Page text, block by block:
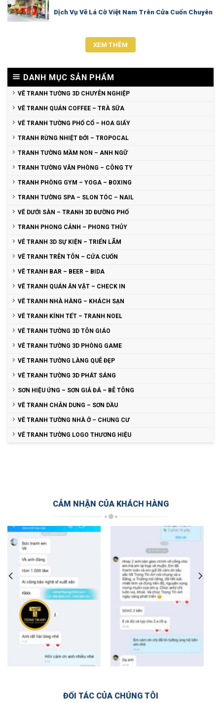
Dịch Vụ Vẽ Lá Cờ Việt Nam Trên Cửa Cuốn Chuyên
XEM THÊM
DANH MỤC SẢN PHẨM
VẼ TRANH TƯỜNG 3D CHUYÊN NGHIỆP
VẼ TRANH QUÁN COFFEE – TRÀ SỮA
VẼ TRANH TƯỜNG PHỐ CỔ – HOA GIẤY
TRANH RỪNG NHIỆT ĐỚI – TROPOCAL
TRANH TƯỜNG MẦM NON – ANH NGỮ
TRANH TƯỜNG VĂN PHÒNG – CÔNG TY
TRANH PHÒNG GYM – YOGA – BOXING
TRANH TƯỜNG SPA – SLON TÓC – NAIL
VẼ DƯỚI SÀN – TRANH 3D ĐƯỜNG PHỐ
TRANH PHONG CẢNH – PHONG THỦY
VẼ TRANH 3D SỰ KIỆN – TRIỂN LÃM
VẼ TRANH TRÊN TÔN – CỬA CUỐN
VẼ TRANH BAR – BEER – BIDA
VẼ TRANH QUÁN ĂN VẶT – CHECK IN
VẼ TRANH NHÀ HÀNG – KHÁCH SẠN
VẼ TRANH KÍNH TẾT – TRANH NOEL
VẼ TRANH TƯỜNG 3D TÔN GIÁO
VẼ TRANH TƯỜNG 3D PHÒNG GAME
VẼ TRANH TƯỜNG LÀNG QUÊ ĐẸP
VẼ TRANH TƯỜNG 3D PHÁT SÁNG
SƠN HIỆU ỨNG – SƠN GIẢ ĐÁ – BÊ TÔNG
VẼ TRANH CHÂN DUNG – SƠN DẦU
VẼ TRANH TƯỜNG NHÀ Ở – CHUNG CƯ
VẼ TRANH TƯỜNG LOGO THƯƠNG HIỆU
CẢM NHẬN CỦA KHÁCH HÀNG
ĐỐI TÁC CỦA CHÚNG TÔI